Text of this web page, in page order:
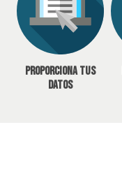
Proporciona tus
datos